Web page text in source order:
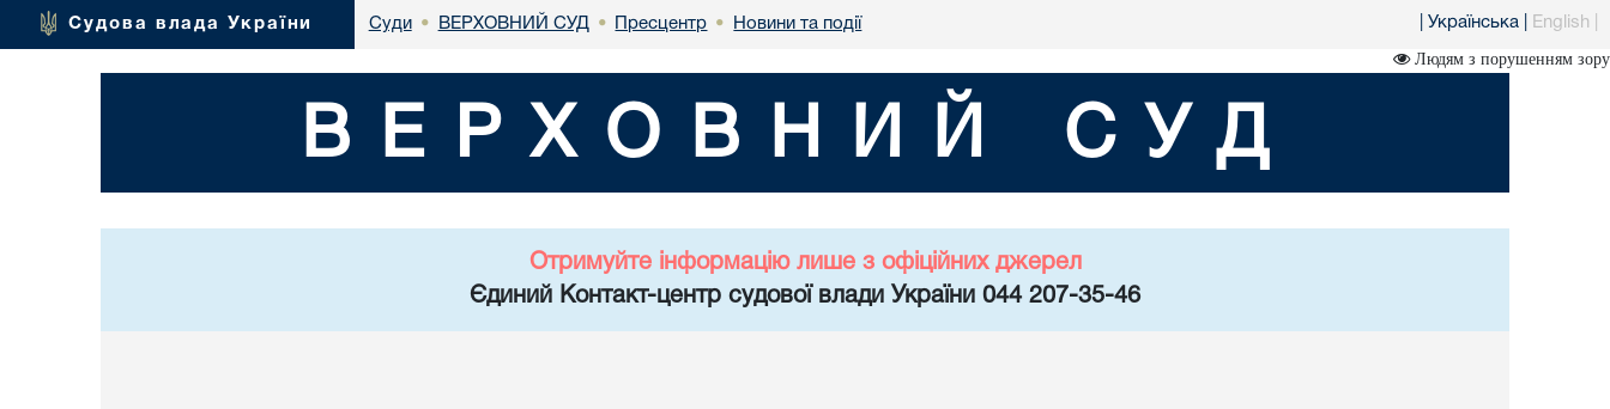
Судова влада України Суди • ВЕРХОВНИЙ СУД • Пресцентр • Новини та події Українська English
Людям з порушенням зору
ВЕРХОВНИЙ СУД
Отримуйте інформацію лише з офіційних джерел
Єдиний Контакт-центр судової влади України 044 207-35-46